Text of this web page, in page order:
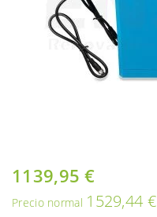
Oferta
1139,95 €
Precio normal 1529,44 €
Saltar
al
comienzo